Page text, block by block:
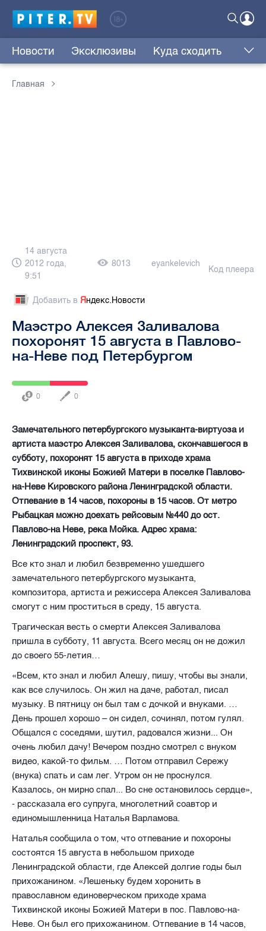
Новости Эксклюзивы Куда сходить
Главная
14 августа
2012 года,
9:51
8013 eyankelevich
Код плеера
Добавить в Яндекс.Новости
Маэстро Алексея Заливалова
похоронят 15 августа в Павлово-
на-Неве под Петербургом
0 0
Замечательного петербургского музыканта-виртуоза и
артиста маэстро Алексея Заливалова, скончавшегося в
субботу, похоронят 15 августа в приходе храма
Тихвинской иконы Божией Матери в поселке Павлово-
на-Неве Кировского района Ленинградской области.
Отпевание в 14 часов, похороны в 15 часов. От метро
Рыбацкая можно доехать рейсовым №440 до ост.
Павлово-на Неве, река Мойка. Адрес храма:
Ленинградский проспект, 93.
Все кто знал и любил безвременно ушедшего
замечательного петербургского музыканта,
композитора, артиста и режиссера Алексея Заливалова
смогут с ним проститься в среду, 15 августа.
Трагическая весть о смерти Алексея Заливалова
пришла в субботу, 11 августа. Всего месяц он не дожил
до своего 55-летия…
«Всем, кто знал и любил Алешу, пишу, чтобы вы знали,
как все случилось. Он жил на даче, работал, писал
музыку. В пятницу он был там с дочкой и внуками. …
День прошел хорошо – он сидел, сочинял, потом гулял.
Общался с соседями, шутил, радовался жизни... Он
очень любил дачу! Вечером поздно смотрел с внуком
видео, какой-то фильм. … Потом отправил Сережу
(внука) спать и сам лег. Утром он не проснулся.
Казалось, он мирно спал... Во сне остановилось сердце»,
- рассказала его супруга, многолетний соавтор и
единомышленница Наталья Варламова.
Наталья сообщила о том, что отпевание и похороны
состоятся 15 августа в небольшом приходе
Ленинградской области, где Алексей долгие годы был
прихожанином. «Лешеньку будем хоронить в
православном единоверческом приходе храма
Тихвинской иконы Божией Матери в пос. Павлово-на-
Неве. Он был его прихожанином. Отпевание в 14 часов,